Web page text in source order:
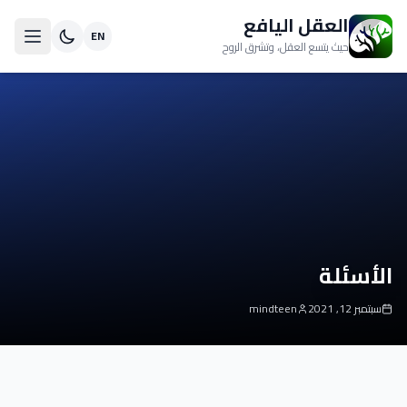
العقل اليافع
حيث يتسع العقل، وتشرق الروح EN
الأسئلة
سبتمبر 12, 2021 mindteen